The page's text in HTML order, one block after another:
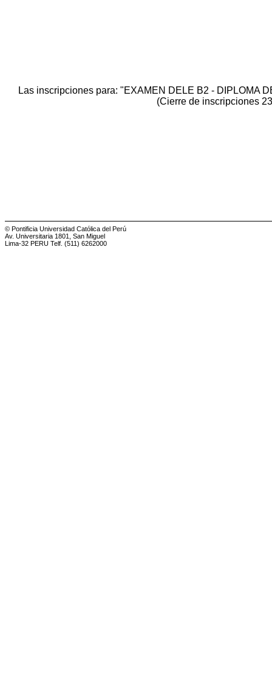
Las inscripciones para: "EXAMEN DELE B2 - DIPLOMA
(Cierre de inscripciones
© Pontificia Universidad Católica del Perú
Av. Universitaria 1801, San Miguel
Lima-32 PERU Telf. (511) 6262000